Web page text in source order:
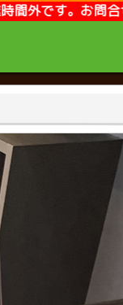
ールまたは